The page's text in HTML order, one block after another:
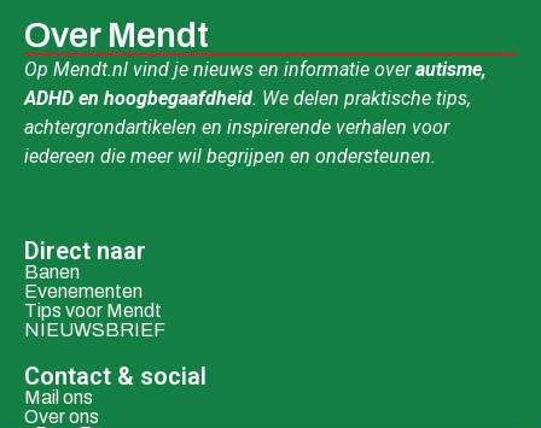
Over Mendt
Op Mendt.nl vind je nieuws en informatie overautisme,
ADHD en hoogbegaafdheid. We delen praktische tips,
achtergrondartikelen en inspirerende verhalen voor
iedereen die meer wil begrijpen en ondersteunen.
Direct naar
Banen
Evenementen
Tips voor Mendt
NIEUWSBRIEF
Contact & social
Mail ons
Over ons